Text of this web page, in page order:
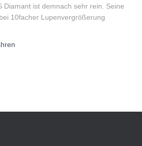
Diamant ist demnach sehr rein. Seine
10facher Lupenvergrößerung